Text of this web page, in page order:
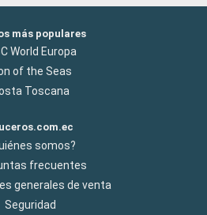
más populares
World Europa
of the Seas
Toscana
somos?
frecuentes
generales de venta
Seguridad